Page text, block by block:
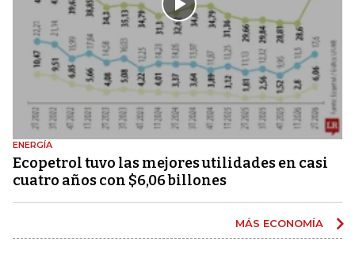
ENERGÍA
Ecopetrol tuvo las mejores utilidades en casi
cuatro años con $6,06 billones
MÁS ECONOMÍA